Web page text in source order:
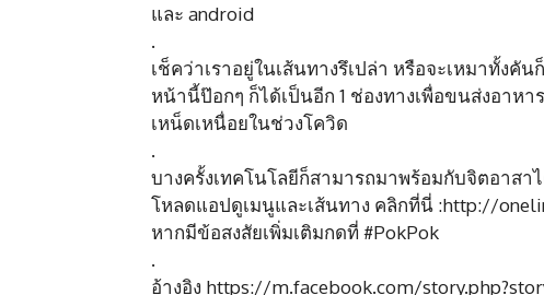
และ android
.
เช็คว่าเราอยู่ในเส้นทางรึเปล่า หรือจะเหมาทั้ง
หน้านี้ป๊อกๆ ก็ได้เป็นอีก 1 ช่องทางเพื่อขนส่งอาห
เหน็ดเหนื่อยในช่วงโควิด
.
บางครั้งเทคโนโลยีก็สามารถมาพร้อมกับจิตอาสา
โหลดแอปดูเมนูและเส้นทาง คลิกที่นี่ :http://
หากมีข้อสงสัยเพิ่มเติมกดที่ #PokPok
.
อ้างอิง https://m.facebook.com/